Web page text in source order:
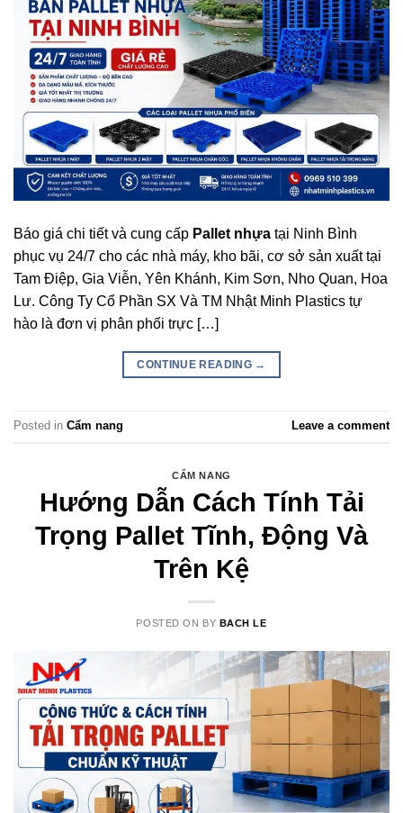
Báo giá chi tiết và cung cấp Pallet nhựa tại Ninh Bình
phục vụ 24/7 cho các nhà máy, kho bãi, cơ sở sản xuất tại
Tam Điệp, Gia Viễn, Yên Khánh, Kim Sơn, Nho Quan, Hoa
Lư. Công Ty Cổ Phần SX Và TM Nhật Minh Plastics tự
hào là đơn vị phân phối trực […]
CONTINUE READING →
Posted in Cẩm nang Leave a comment
CẨM NANG
Hướng Dẫn Cách Tính Tải
Trọng Pallet Tĩnh, Động Và
Trên Kệ
POSTED ON BY BACH LE